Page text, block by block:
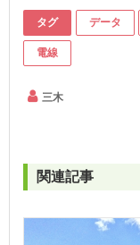
タグ データ
電線
三木
関連記事